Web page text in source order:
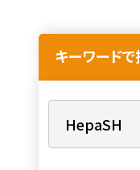
キーワードで